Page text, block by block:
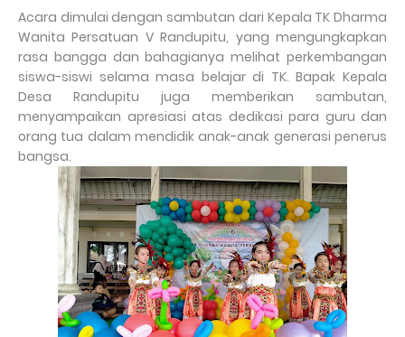
Acara dimulai dengan sambutan dari Kepala TK Dharma
Wanita Persatuan V Randupitu, yang mengungkapkan
rasa bangga dan bahagianya melihat perkembangan
siswa-siswi selama masa belajar di TK. Bapak Kepala
Desa Randupitu juga memberikan sambutan,
menyampaikan apresiasi atas dedikasi para guru dan
orang tua dalam mendidik anak-anak generasi penerus
bangsa.